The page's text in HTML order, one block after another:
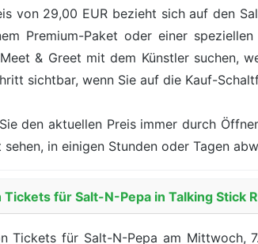
von 29,00 EUR bezieht sich auf den
Premium-Paket oder einer
& Greet mit dem Künstler suchen,
sichtbar, wenn Sie auf die Kauf-
den aktuellen Preis immer durch
in einigen Stunden oder Tagen
Tickets für Salt-N-Pepa in Talking Stick
Tickets für Salt-N-Pepa am Mittwoch,